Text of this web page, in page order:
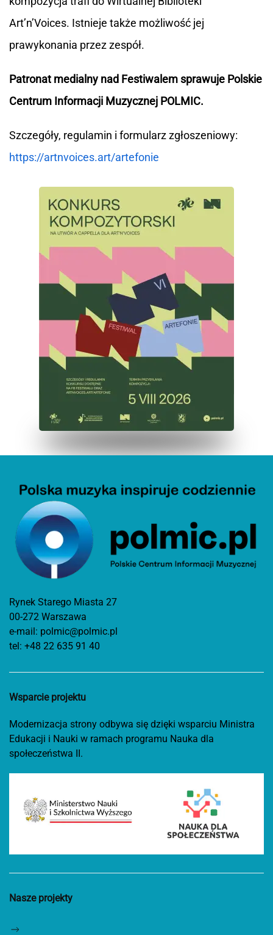
Art’n’Voices. Istnieje także możliwość jej
prawykonania przez zespół.
Patronat medialny nad Festiwalem sprawuje Polskie
Centrum Informacji Muzycznej POLMIC.
Szczegóły, regulamin i formularz zgłoszeniowy:
https://artnvoices.art/artefonie
Rynek Starego Miasta 27
00-272 Warszawa
e-mail: polmic@polmic.pl
tel: +48 22 635 91 40
Wsparcie projektu
Modernizacja strony odbywa się dzięki wsparciu Ministra
Edukacji i Nauki w ramach programu Nauka dla
społeczeństwa II.
Nasze projekty